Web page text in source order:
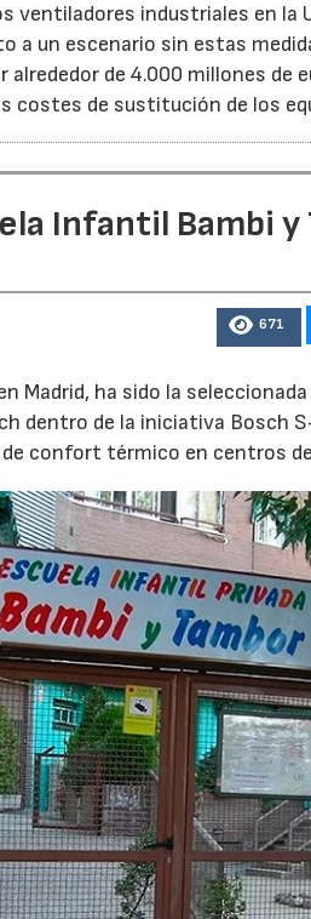
ventiladores industriales en la
a un escenario sin estas
de 4.000 millones de
costes de sustitución de los
Infantil Bambi y
671
Madrid, ha sido la
dentro de la iniciativa Bosch
confort térmico en centros